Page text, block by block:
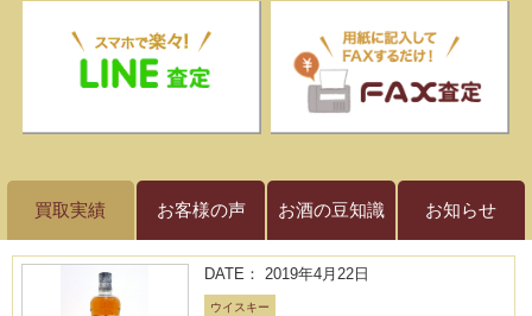
買取実績 お客様の声 お酒の豆知識 お知らせ
DATE： 2019年4月22日
ウイスキー